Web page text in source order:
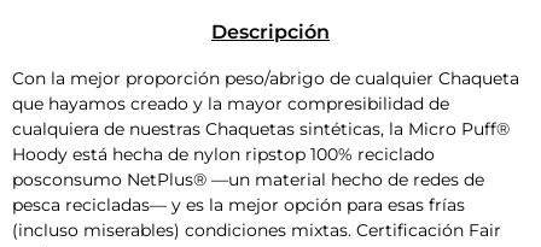
Descripción
Con la mejor proporción peso/abrigo de cualquier Chaqueta
que hayamos creado y la mayor compresibilidad de
cualquiera de nuestras Chaquetas sintéticas, la Micro Puff®
Hoody está hecha de nylon ripstop 100% reciclado
posconsumo NetPlus® —un material hecho de redes de
pesca recicladas— y es la mejor opción para esas frías
(incluso miserables) condiciones mixtas. Certificación Fair